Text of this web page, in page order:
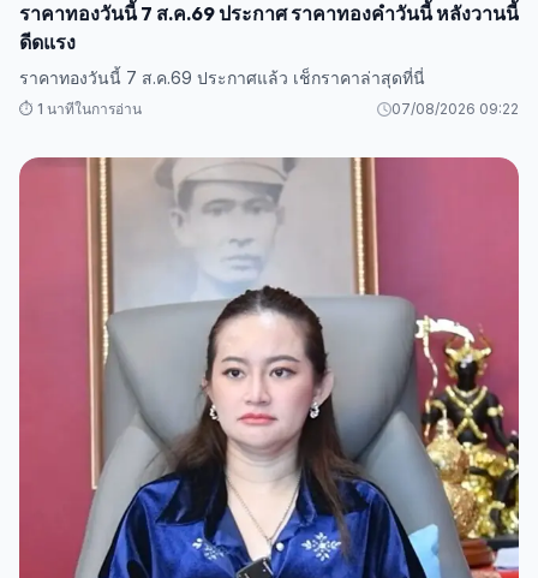
ราคาทองวันนี้ 7 ส.ค.69 ประกาศ ราคาทองคำวันนี้ หลังวานนี้
ดีดแรง
ราคาทองวันนี้ 7 ส.ค.69 ประกาศแล้ว เช็กราคาล่าสุดที่นี่
⏱️ 1 นาทีในการอ่าน 07/08/2026 09:22